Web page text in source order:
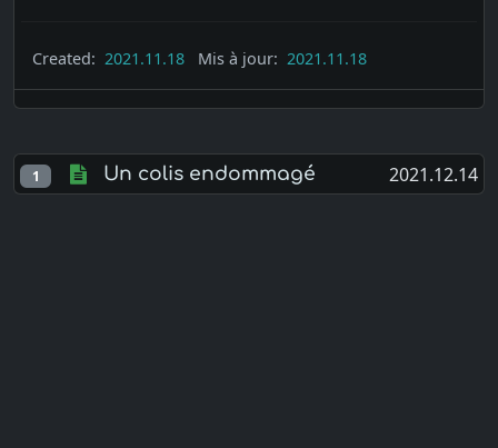
Created: 2021.11.18 Mis à jour: 2021.11.18
1 Un colis endommagé 2021.12.14